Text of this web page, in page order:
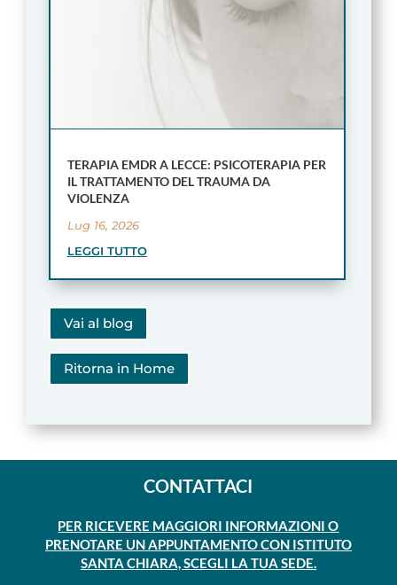
TERAPIA EMDR A LECCE: PSICOTERAPIA PER
IL TRATTAMENTO DEL TRAUMA DA
VIOLENZA
Lug 16, 2026
LEGGI TUTTO
Vai al blog
Ritorna in Home
CONTATTACI
PER RICEVERE MAGGIORI INFORMAZIONI O
PRENOTARE UN APPUNTAMENTO CON ISTITUTO
SANTA CHIARA, SCEGLI LA TUA SEDE.